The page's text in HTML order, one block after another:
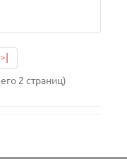
>|
2 страниц)